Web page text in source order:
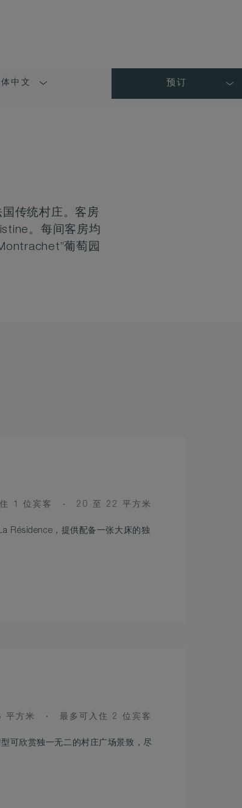
中文 预订
传统村庄。客房
。每间客房均
葡萄园
1 位宾客
ROOM
20 至 22 平方米
Résidence，提供配备一张大床的独
平方米 OCCUPANCY
最多可入住 2 位宾客
可欣赏独一无二的村庄广场景致，尽